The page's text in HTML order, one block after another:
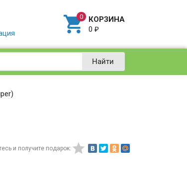
 КОРЗИНА
0₽
Найти
и получите подарок: 